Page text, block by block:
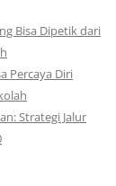
Bisa Dipetik dari
Percaya Diri
Strategi Jalur